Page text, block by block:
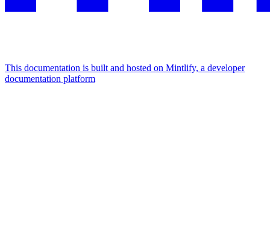
This documentation is built and hosted on Mintlify, a developer
documentation platform